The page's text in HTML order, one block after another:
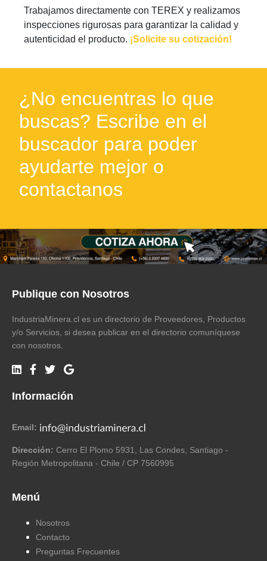
Trabajamos directamente con TEREX y realizamos
inspecciones rigurosas para garantizar la calidad y
autenticidad el producto. ¡Solicite su cotización!
¿No encuentras lo que
buscas? Escribe en el
buscador para poder
ayudarte mejor o
contactanos
Publique con Nosotros
IndustriaMinera.cl es un directorio de Proveedores, Productos
y/o Servicios, si desea publicar en el directorio comuníquese
con nosotros.
Información
Email:
Dirección: Cerro El Plomo 5931, Las Condes, Santiago -
Región Metropolitana - Chile / CP 7560995
Menú
Nosotros
Contacto
Preguntas Frecuentes